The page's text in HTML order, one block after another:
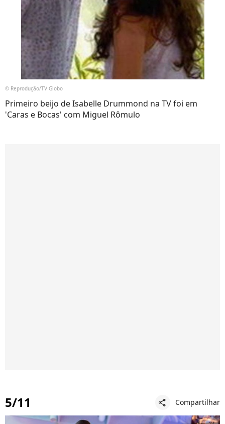
© Reprodução/TV Globo
Primeiro beijo de Isabelle Drummond na TV foi em
'Caras e Bocas' com Miguel Rômulo
5/11 share Compartilhar